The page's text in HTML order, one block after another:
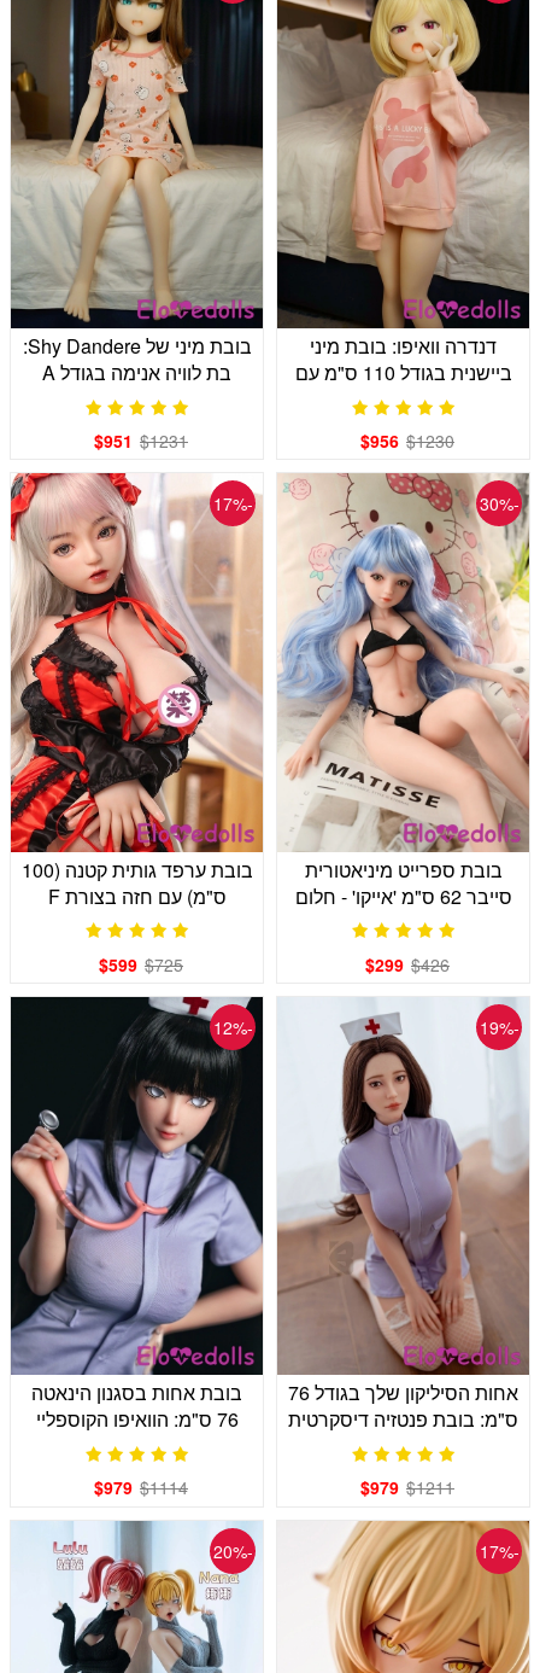
דנדרה וואיפו: בובת מיני
ביישנית בגודל 110 ס"מ עם
קופסה A לחסד פטיט
$1230
$956
בובת מיני של Shy Dandere:
בת לוויה אנימה בגודל A
לרגעים פרטיים
$1231
$951
-30%
בובת ספרייט מיניאטורית
סייבר 62 ס"מ 'אייקו' - חלום
המדע הבדיוני שלך
$426
$299
-17%
בובת ערפד גותית קטנה (100
ס"מ) עם חזה בצורת F
$725
$599
-19%
אחות הסיליקון שלך בגודל 76
ס"מ: בובת פנטזיה דיסקרטית
$1211
$979
-12%
בובת אחות בסגנון הינאטה
76 ס"מ: הוואיפו הקוספליי
הסודי שלך
$1114
$979
-17%
-20%